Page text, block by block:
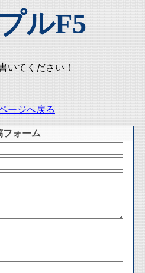
ルF5
いてください！
ージへ戻る
フォーム